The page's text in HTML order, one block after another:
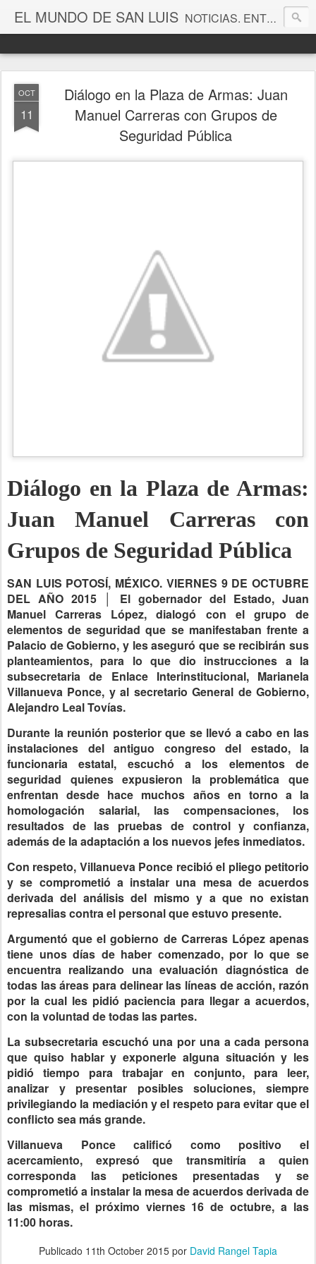
EL MUNDO DE SAN LUIS NOTICIAS. ENTRETENIMIENTO. EDITORIALES. CANAL DE VÍDEOS. GALERÍA DE FOTOGRAFÍAS.
OCT
11
Diálogo en la Plaza de Armas: Juan
Manuel Carreras con Grupos de
Seguridad Pública
Diálogo en la Plaza de Armas:
Juan Manuel Carreras con
Grupos de Seguridad Pública
SAN LUIS POTOSÍ, MÉXICO. VIERNES 9 DE OCTUBRE
DEL AÑO 2015 │ El gobernador del Estado, Juan
Manuel Carreras López, dialogó con el grupo de
elementos de seguridad que se manifestaban frente a
Palacio de Gobierno, y les aseguró que se recibirán sus
planteamientos, para lo que dio instrucciones a la
subsecretaria de Enlace Interinstitucional, Marianela
Villanueva Ponce, y al secretario General de Gobierno,
Alejandro Leal Tovías.
Durante la reunión posterior que se llevó a cabo en las
instalaciones del antiguo congreso del estado, la
funcionaria estatal, escuchó a los elementos de
seguridad quienes expusieron la problemática que
enfrentan desde hace muchos años en torno a la
homologación salarial, las compensaciones, los
resultados de las pruebas de control y confianza,
además de la adaptación a los nuevos jefes inmediatos.
Con respeto, Villanueva Ponce recibió el pliego petitorio
y se comprometió a instalar una mesa de acuerdos
derivada del análisis del mismo y a que no existan
represalias contra el personal que estuvo presente.
Argumentó que el gobierno de Carreras López apenas
tiene unos días de haber comenzado, por lo que se
encuentra realizando una evaluación diagnóstica de
todas las áreas para delinear las líneas de acción, razón
por la cual les pidió paciencia para llegar a acuerdos,
con la voluntad de todas las partes.
La subsecretaria escuchó una por una a cada persona
que quiso hablar y exponerle alguna situación y les
pidió tiempo para trabajar en conjunto, para leer,
analizar y presentar posibles soluciones, siempre
privilegiando la mediación y el respeto para evitar que el
conflicto sea más grande.
Villanueva Ponce calificó como positivo el
acercamiento, expresó que transmitiría a quien
corresponda las peticiones presentadas y se
comprometió a instalar la mesa de acuerdos derivada de
las mismas, el próximo viernes 16 de octubre, a las
11:00 horas.
Publicado 11th October 2015 por David Rangel Tapia